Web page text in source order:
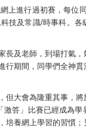
上進行過初賽，每位
技及常識/時事科。各
長及老師，到場打氣
行期間，同學們全神
但大會為隆重其事，
答」比賽已經成為學
培養網上學習的習慣